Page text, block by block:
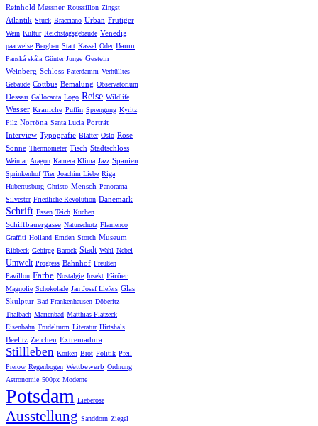
Reinhold Messner Roussillon Zingst
Atlantik Stuck Bracciano Urban Frutiger
Wein Kultur Reichstagsgebäude Venedig
paarweise Bergbau Start Kassel Oder Baum
Panská skála Günter Junge Gestein
Weinberg Schloss Paterdamm Verhülltes
Gebäude Cottbus Bemalung Observatorium
Dessau Gallocanta Logo Reise Wildlife
Wasser Kraniche Puffin Sprengung Kyritz
Pilz Norröna Santa Lucia Porträt
Interview Typografie Blätter Oslo Rose
Sonne Thermometer Tisch Stadtschloss
Weimar Aragon Kamera Klima Jazz Spanien
Sprinkenhof Tier Joachim Liebe Riga
Hubertusburg Christo Mensch Panorama
Silvester Friedliche Revolution Dänemark
Schrift Essen Teich Kuchen
Schiffbauergasse Naturschutz Flamenco
Graffiti Holland Emden Storch Museum
Ribbeck Gebirge Barock Stadt Wahl Nebel
Umwelt Progress Bahnhof Preußen
Pavillon Farbe Nostalgie Insekt Färöer
Magnolie Schokolade Jan Josef Liefers Glas
Skulptur Bad Frankenhausen Döberitz
Thalbach Marienbad Matthias Platzeck
Eisenbahn Trudelturm Literatur Hirtshals
Beelitz Zeichen Extremadura
Stillleben Korken Brot Politik Pfeil
Prerow Regenbogen Wettbewerb Ordnung
Astronomie 500px Moderne
Potsdam Lieberose
Ausstellung Sanddorn Ziegel